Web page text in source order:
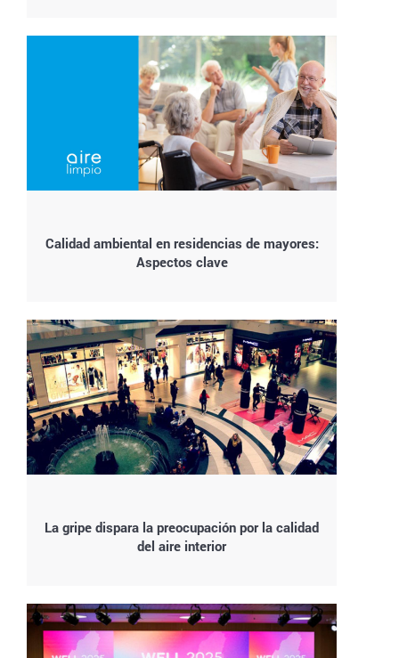
Calidad ambiental en residencias de mayores:
Aspectos clave
La gripe dispara la preocupación por la calidad
del aire interior